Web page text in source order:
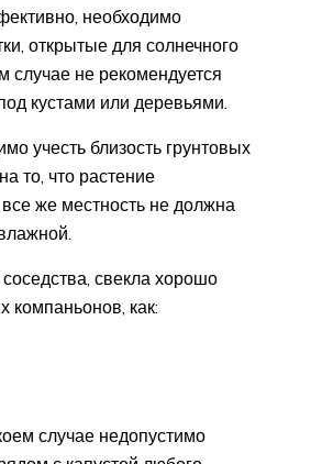
необходимо
открытые для солнечного
случае не рекомендуется
кустами или деревьями.
учесть близость грунтовых
то, что растение
же местность не должна
свекла хорошо
компаньонов, как:
случае недопустимо